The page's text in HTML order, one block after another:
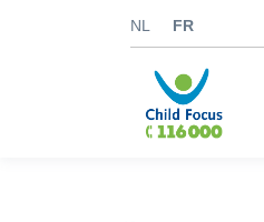
NL FR